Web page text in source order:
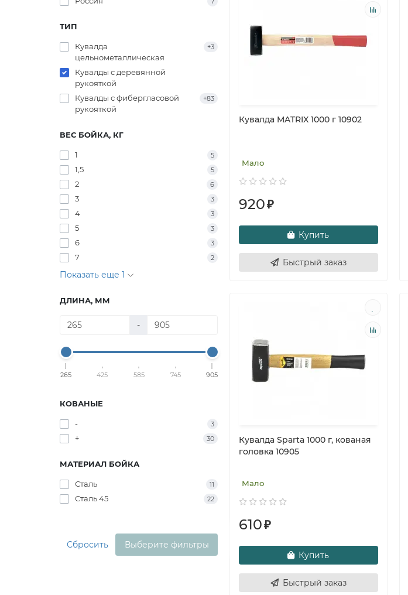
ТИП
Кувалда
цельнометаллическая
+3
Кувалды с деревянной
рукояткой
Кувалды с фибергласовой
рукояткой
+83
ВЕС БОЙКА, КГ
1 5
1,5 5
2 6
3 3
4 3
5 3
6 3
7 2
Показать еще 1
ДЛИНА, ММ
-
265 425 585 745 905
КОВАНЫЕ
- 3
+ 30
МАТЕРИАЛ БОЙКА
Сталь 11
Сталь 45 22
Сбросить Выберите фильтры
Кувалда MATRIX 1000 г 10902
Мало
920₽
Купить
Быстрый заказ
Кувалда Sparta 1000 г, кованая
головка 10905
Мало
610₽
Купить
Быстрый заказ